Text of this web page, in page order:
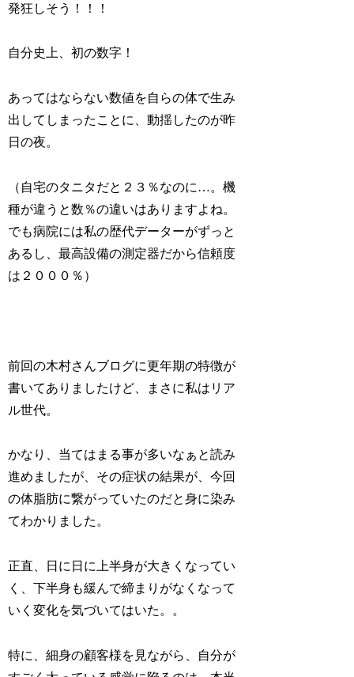
発狂しそう！！！
自分史上、初の数字！
あってはならない数値を自らの体で生み
出してしまったことに、動揺したのが昨
日の夜。
（自宅のタニタだと２３％なのに…。機
種が違うと数％の違いはありますよね。
でも病院には私の歴代データーがずっと
あるし、最高設備の測定器だから信頼度
は２０００％）
前回の木村さんブログに更年期の特徴が
書いてありましたけど、まさに私はリア
ル世代。
かなり、当てはまる事が多いなぁと読み
進めましたが、その症状の結果が、今回
の体脂肪に繋がっていたのだと身に染み
てわかりました。
正直、日に日に上半身が大きくなってい
く、下半身も緩んで締まりがなくなって
いく変化を気づいてはいた。。
特に、細身の顧客様を見ながら、自分が